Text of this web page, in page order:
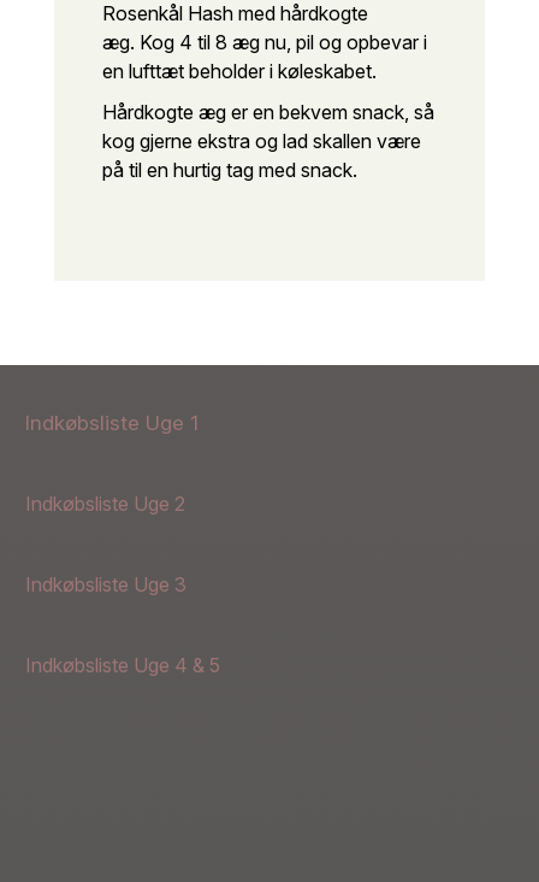
Rosenkål Hash med hårdkogte
æg. Kog 4 til 8 æg nu, pil og opbevar i
en lufttæt beholder i køleskabet.
Hårdkogte æg er en bekvem snack, så
kog gjerne ekstra og lad skallen være
på til en hurtig tag med snack.
Indkøbsliste Uge 1
Indkøbsliste Uge 2
Indkøbsliste Uge 3
Indkøbsliste Uge 4 & 5